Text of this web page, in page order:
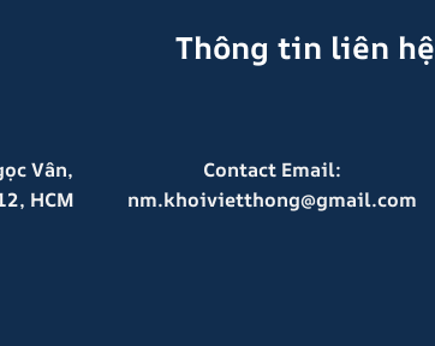
Thông tin liên hệ
Vân,
HCM
Contact Email:
nm.khoivietthong@gmail.com